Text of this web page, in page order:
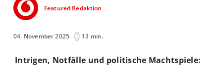
Featured Redaktion
04. November 2025 13 min.
Intrigen, Notfälle und politische Machtspiele: